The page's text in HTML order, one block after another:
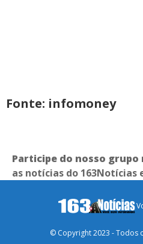
Fonte: infomoney
Participe do nosso grupo
as notícias do 163Notícias
© Copyright 2023 - Todos